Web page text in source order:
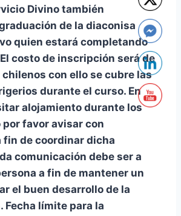
Divino también
de la diaconisa
quien estará completando
costo de inscripción será de
con ello se cubre las
durante el curso. En
alojamiento durante los
favor avisar con
de coordinar dicha
comunicación debe ser a
a fin de mantener un
el buen desarrollo de la
Fecha límite para la